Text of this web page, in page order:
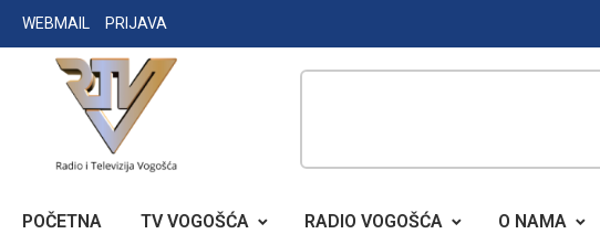
Skip
to
WEBMAIL PRIJAVA
RADIO TELEVIZIJA VOGOŠĆA
POČETNA TV VOGOŠĆA RADIO VOGOŠĆA O NAMA